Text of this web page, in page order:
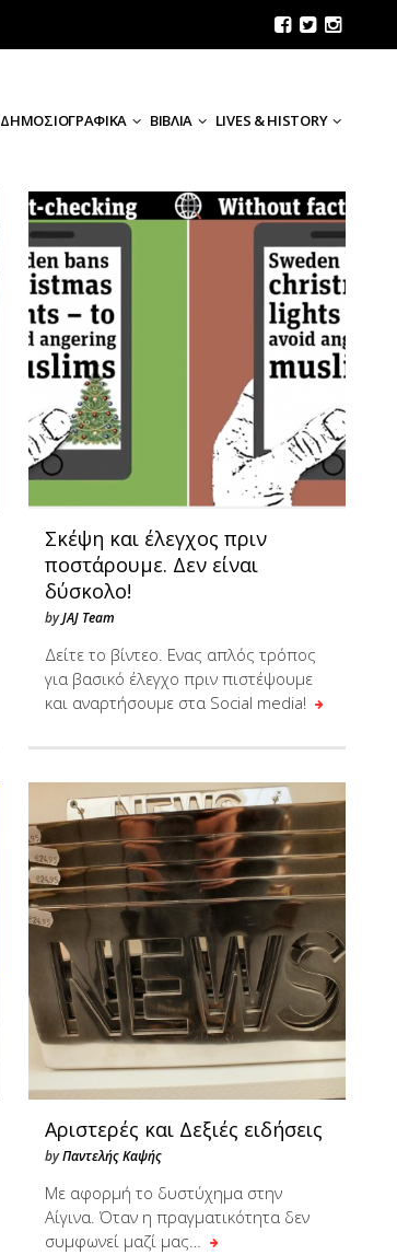
ΔΗΜΟΣΙΟΓΡΑΦΙΚΑ ΒΙΒΛΙΑ LIVES & HISTORY
Σκέψη και έλεγχος πριν
ποστάρουμε. Δεν είναι
δύσκολο!
byJAJ Team
Δείτε το βίντεο. Ενας απλός τρόπος
για βασικό έλεγχο πριν πιστέψουμε
και αναρτήσουμε στα Social media!
Αριστερές και Δεξιές ειδήσεις
byΠαντελής Καψής
Με αφορμή το δυστύχημα στην
Αίγινα. Όταν η πραγματικότητα δεν
συμφωνεί μαζί μας…